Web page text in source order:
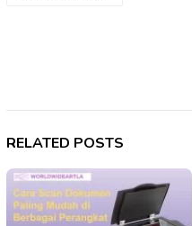
RELATED POSTS